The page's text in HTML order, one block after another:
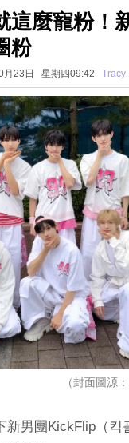
這麼寵粉！
粉
月23日 星期四09:42 Tracy
（封面圖源
新男團KickFlip（킥